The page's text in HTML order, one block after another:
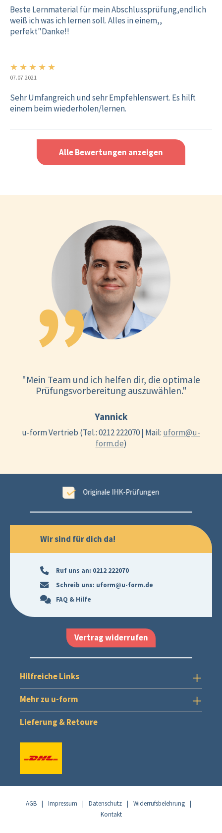
Beste Lernmaterial für mein Abschlussprüfung,endlich
weiß ich was ich lernen soll. Alles in einem,,
perfekt"Danke!!
★ ★ ★ ★ ★
07.07.2021
Sehr Umfangreich und sehr Empfehlenswert. Es hilft
einem beim wiederholen/lernen.
Alle Bewertungen anzeigen
"Mein Team und ich helfen dir, die optimale
Prüfungsvorbereitung auszuwählen."
Yannick
u-form Vertrieb (Tel.: 0212 222070 | Mail: uform@u-
form.de)
99,6 % Erfolgsgarantie
Wir sind für dich da!
Ruf uns an: 0212 222070
Schreib uns: uform@u-form.de
FAQ & Hilfe
Vertrag widerrufen
Hilfreiche Links
Mehr zu u-form
Lieferung & Retoure
AGB | Impressum | Datenschutz | Widerrufsbelehrung |
Kontakt